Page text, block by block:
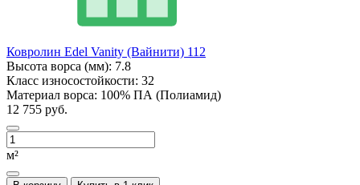
Ковролин Edel Vanity (Вайнити) 112
Высота ворса (мм): 7.8
Класс износостойкости: 32
Материал ворса: 100% ПА (Полиамид)
12 755 руб.
м²